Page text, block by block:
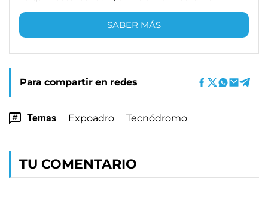
SABER MÁS
Para compartir en redes
Temas Expoadro Tecnódromo
TU COMENTARIO